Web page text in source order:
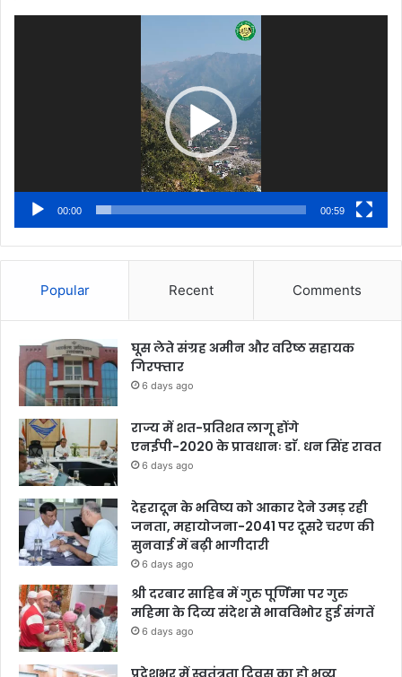
00:00 00:59
Popular Recent Comments
घूस लेते संग्रह अमीन और वरिष्ठ सहायक
गिरफ्तार
6 days ago
राज्य में शत-प्रतिशत लागू होंगे
एनईपी-2020 के प्रावधानः डाॅ. धन सिंह रावत
6 days ago
देहरादून के भविष्य को आकार देने उमड़ रही
जनता, महायोजना-2041 पर दूसरे चरण की
सुनवाई में बढ़ी भागीदारी
6 days ago
श्री दरबार साहिब में गुरु पूर्णिमा पर गुरु
महिमा के दिव्य संदेश से भावविभोर हुई संगतें
6 days ago